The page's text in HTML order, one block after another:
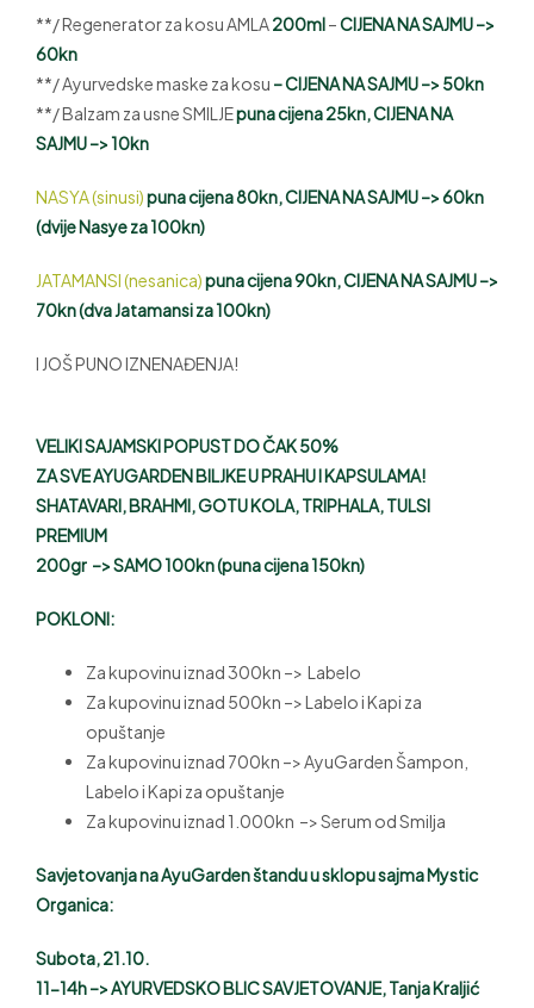
**/ Regenerator za kosu AMLA200ml–CIJENA NA SAJMU –>
60kn
**/ Ayurvedske maske za kosu – CIJENA NA SAJMU –> 50kn
**/ Balzam za usne SMILJEpuna cijena 25kn, CIJENA NA
SAJMU –> 10kn
NASYA (sinusi)puna cijena 80kn, CIJENA NA SAJMU –> 60kn
(dvije Nasye za 100kn)
JATAMANSI (nesanica)puna cijena 90kn, CIJENA NA SAJMU –>
70kn (dva Jatamansi za 100kn)
I JOŠ PUNO IZNENAĐENJA!
VELIKI SAJAMSKI POPUST DO ČAK 50%
ZA SVE AYUGARDEN BILJKE U PRAHU I KAPSULAMA!
SHATAVARI, BRAHMI, GOTU KOLA, TRIPHALA, TULSI
PREMIUM
200gr –> SAMO 100kn (puna cijena 150kn)
POKLONI:
Za kupovinu iznad 300kn –> Labelo
Za kupovinu iznad 500kn –> Labelo i Kapi za
opuštanje
Za kupovinu iznad 700kn –> AyuGarden Šampon,
Labelo i Kapi za opuštanje
Za kupovinu iznad 1.000kn –> Serum od Smilja
Savjetovanja na AyuGarden štandu u sklopu sajma Mystic
Organica:
Subota, 21.10.
11-14h –> AYURVEDSKO BLIC SAVJETOVANJE, Tanja Kraljić